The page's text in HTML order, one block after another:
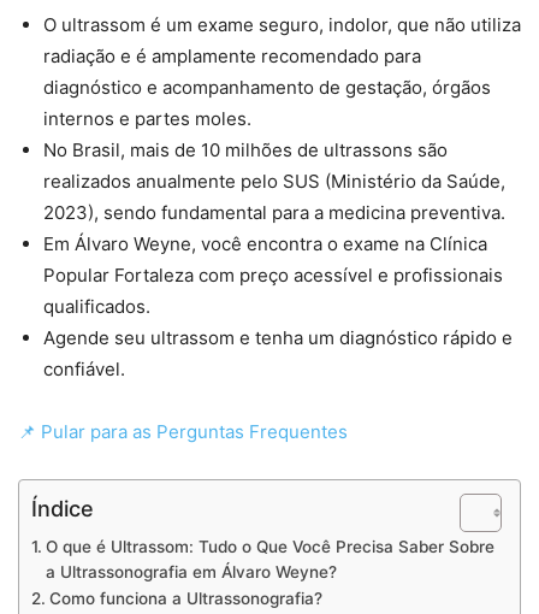
O ultrassom é um exame seguro, indolor, que não utiliza
radiação e é amplamente recomendado para
diagnóstico e acompanhamento de gestação, órgãos
internos e partes moles.
No Brasil, mais de 10 milhões de ultrassons são
realizados anualmente pelo SUS (Ministério da Saúde,
2023), sendo fundamental para a medicina preventiva.
Em Álvaro Weyne, você encontra o exame na Clínica
Popular Fortaleza com preço acessível e profissionais
qualificados.
Agende seu ultrassom e tenha um diagnóstico rápido e
confiável.
📌 Pular para as Perguntas Frequentes
Índice
O que é Ultrassom: Tudo o Que Você Precisa Saber Sobre
a Ultrassonografia em Álvaro Weyne?
Como funciona a Ultrassonografia?